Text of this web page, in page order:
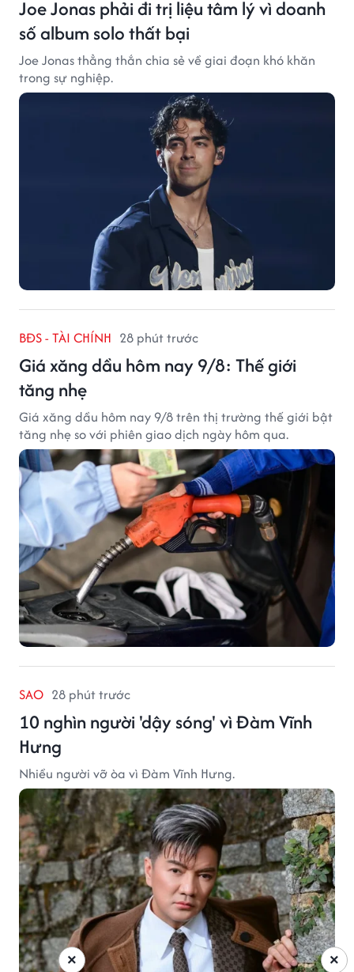
Joe Jonas phải đi trị liệu tâm lý vì doanh
số album solo thất bại
Joe Jonas thẳng thắn chia sẻ về giai đoạn khó khăn
trong sự nghiệp.
BĐS - TÀI CHÍNH 28 phút trước
Giá xăng dầu hôm nay 9/8: Thế giới
tăng nhẹ
Giá xăng dầu hôm nay 9/8 trên thị trường thế giới bật
tăng nhẹ so với phiên giao dịch ngày hôm qua.
SAO 28 phút trước
10 nghìn người 'dậy sóng' vì Đàm Vĩnh
Hưng
Nhiều người vỡ òa vì Đàm Vĩnh Hưng.
×
×